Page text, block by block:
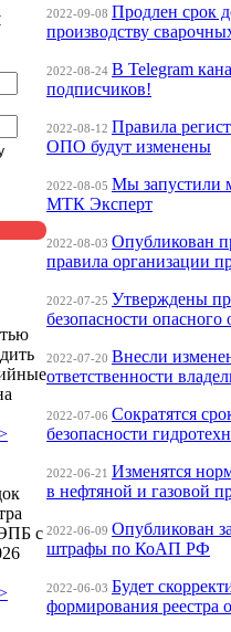
с
2022-09-08 Продлен срок
производству
2022-08-24 В Telegram
подписчиков!
2022-08-12 Правила
ОПО будут изменены
2022-08-05 Мы запустили
МТК Эксперт
2022-08-03 Опубликован
правила организации
2022-07-25 Утверждены
безопасности опасного
2022-07-20 Внесли
ответственности
2022-07-06 Сократятся
безопасности
2022-06-21 Изменятся
в нефтяной и газовой
2022-06-09 Опубликован
штрафы по КоАП РФ
2022-06-03 Будет
формирования реестра